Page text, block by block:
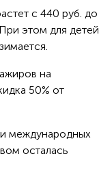
с 440 руб. до
этом для детей
на
50% от
и международных
осталась